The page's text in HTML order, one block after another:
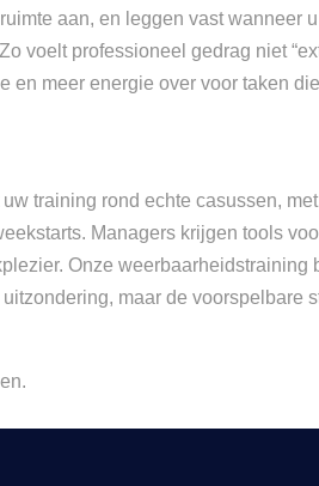
aan, en leggen vast wanneer
voelt professioneel gedrag niet
meer energie over voor taken
training rond echte casussen,
Managers krijgen tools
Onze
maar de voorspelbare